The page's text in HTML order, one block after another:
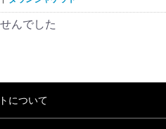
んでした
について